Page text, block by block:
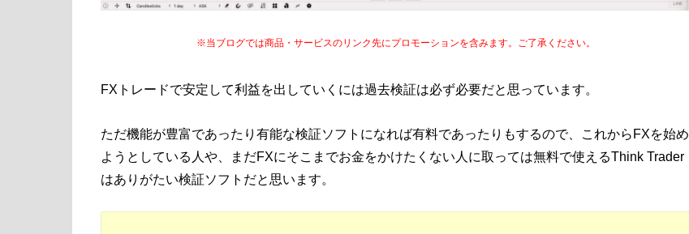
※当ブログでは商品・サービスのリンク先にプロモーションを含みます。ご了承ください。
FXトレードで安定して利益を出していくには過去検証は必ず必要だと思っています。
ただ機能が豊富であったり有能な検証ソフトになれば有料であったりもするので、これからFXを始め
ようとしている人や、まだFXにそこまでお金をかけたくない人に取っては無料で使えるThink Trader
はありがたい検証ソフトだと思います。